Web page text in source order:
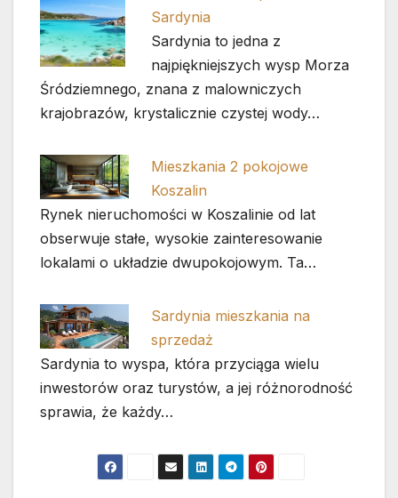
Sardynia
Sardynia to jedna z
najpiękniejszych wysp Morza
Śródziemnego, znana z malowniczych
krajobrazów, krystalicznie czystej wody…
Mieszkania 2 pokojowe
Koszalin
Rynek nieruchomości w Koszalinie od lat
obserwuje stałe, wysokie zainteresowanie
lokalami o układzie dwupokojowym. Ta…
Sardynia mieszkania na
sprzedaż
Sardynia to wyspa, która przyciąga wielu
inwestorów oraz turystów, a jej różnorodność
sprawia, że każdy…